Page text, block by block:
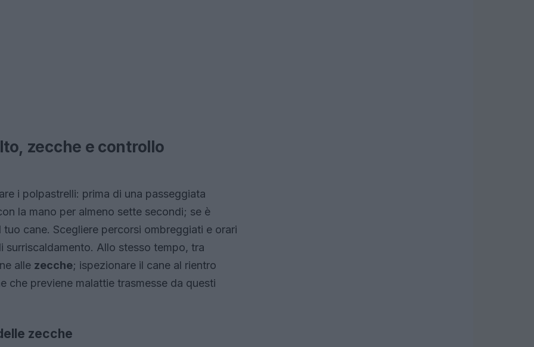
zecche e controllo
i polpastrelli: prima di una passeggiata
la mano per almeno sette secondi; se è
cane. Scegliere percorsi ombreggiati e orari
Allo stesso tempo, tra
alle zecche; ispezionare il cane al rientro
che previene malattie trasmesse da questi
zecche